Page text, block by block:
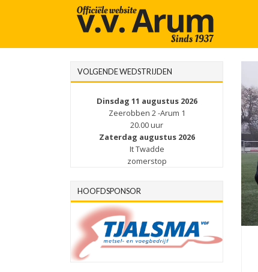
VOLGENDE WEDSTRIJDEN
Dinsdag 11 augustus 2026
Zeerobben 2 -Arum 1
20.00 uur
Zaterdag augustus 2026
It Twadde
zomerstop
HOOFDSPONSOR